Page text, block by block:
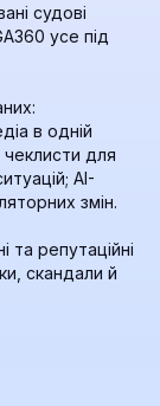
судові
усе під
в одній
чеклисти для
AI-
змін.
та репутаційні
скандали й